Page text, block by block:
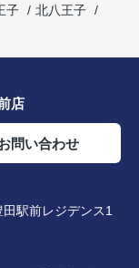
子
北八王子
店
問い合わせ
駅前レジデンス1